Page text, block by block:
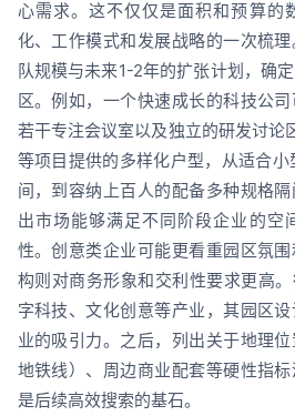
心需求。这不仅仅是面积和预算的
化、工作模式和发展战略的一次梳
队规模与未来1-2年的扩张计划，确
区。例如，一个快速成长的科技公司
若干专注会议室以及独立的研发讨论
等项目提供的多样化户型，从适合
间，到容纳上百人的配备多种规格
出市场能够满足不同阶段企业的空
性。创意类企业可能更看重园区氛
构则对商务形象和交利性要求更高
字科技、文化创意等产业，其园区
业的吸引力。之后，列出关于地理
地铁线）、周边商业配套等硬性指标
是后续高效搜索的基石。